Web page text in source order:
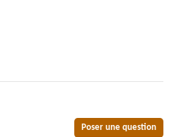
Poser une question